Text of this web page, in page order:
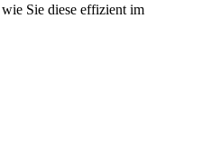
Sie diese effizient im